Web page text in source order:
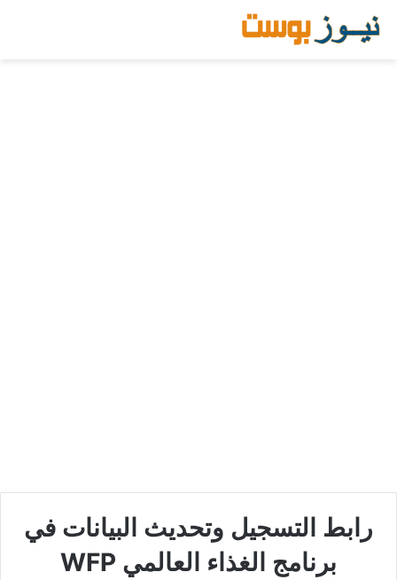
رابط التسجيل وتحديث البيانات في
برنامج الغذاء العالمي WFP